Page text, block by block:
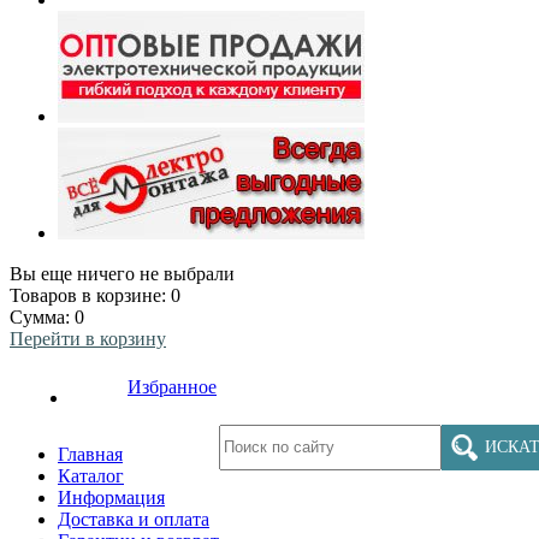
Вы еще ничего не выбрали
Товаров в корзине: 0
Сумма: 0
Перейти в корзину
Избранное
Главная
Каталог
Информация
Доставка и оплата